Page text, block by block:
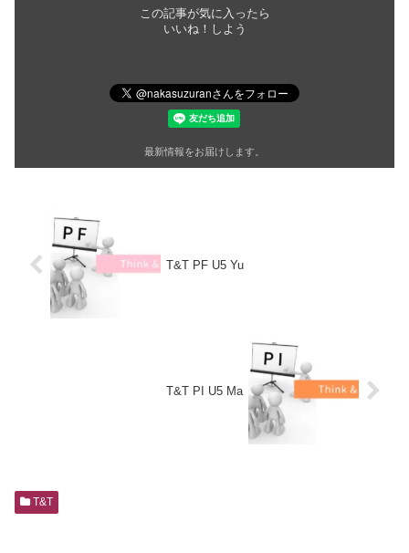
この記事が気に入ったら
いいね！しよう
最新情報をお届けします。
T&T PF U5 Yu
T&T PI U5 Ma
T&T